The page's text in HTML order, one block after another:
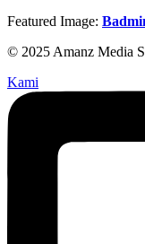
Featured Image:
© 2025 Amanz Media
Kami